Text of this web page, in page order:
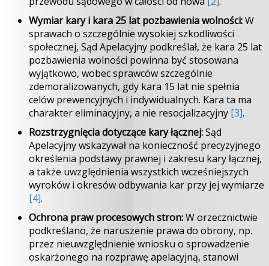
Wymiar kary i kara 25 lat pozbawienia wolności:W
sprawach o szczególnie wysokiej szkodliwości
społecznej, Sąd Apelacyjny podkreślał, że kara 25 lat
pozbawienia wolności powinna być stosowana
wyjątkowo, wobec sprawców szczególnie
zdemoralizowanych, gdy kara 15 lat nie spełnia
celów prewencyjnych i indywidualnych. Kara ta ma
charakter eliminacyjny, a nie resocjalizacyjny [3].
Rozstrzygnięcia dotyczące kary łącznej:Sąd
Apelacyjny wskazywał na konieczność precyzyjnego
określenia podstawy prawnej i zakresu kary łącznej,
a także uwzględnienia wszystkich wcześniejszych
wyroków i okresów odbywania kar przy jej wymiarze
[4].
Ochrona praw procesowych stron:W orzecznictwie
podkreślano, że naruszenie prawa do obrony, np.
przez nieuwzględnienie wniosku o sprowadzenie
oskarżonego na rozprawę apelacyjną, stanowi